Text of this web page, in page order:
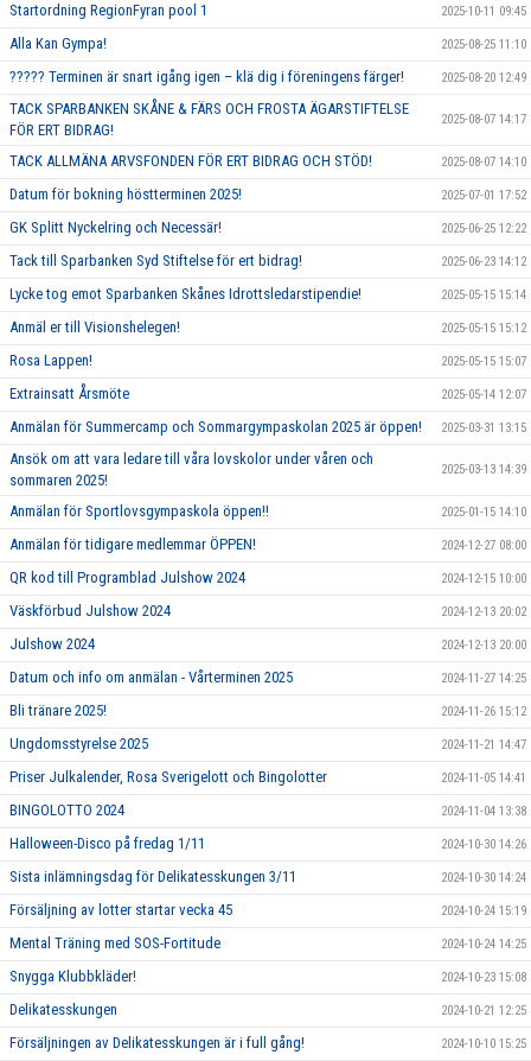
Startordning RegionFyran pool 1 2025-10-11 09:45
Alla Kan Gympa! 2025-08-25 11:10
????? Terminen är snart igång igen – klä dig i föreningens färger! 2025-08-20 12:49
TACK SPARBANKEN SKÅNE & FÄRS OCH FROSTA ÄGARSTIFTELSE
FÖR ERT BIDRAG!
2025-08-07 14:17
TACK ALLMÄNA ARVSFONDEN FÖR ERT BIDRAG OCH STÖD! 2025-08-07 14:10
Datum för bokning höstterminen 2025! 2025-07-01 17:52
GK Splitt Nyckelring och Necessär! 2025-06-25 12:22
Tack till Sparbanken Syd Stiftelse för ert bidrag! 2025-06-23 14:12
Lycke tog emot Sparbanken Skånes Idrottsledarstipendie! 2025-05-15 15:14
Anmäl er till Visionshelegen! 2025-05-15 15:12
Rosa Lappen! 2025-05-15 15:07
Extrainsatt Årsmöte 2025-05-14 12:07
Anmälan för Summercamp och Sommargympaskolan 2025 är öppen! 2025-03-31 13:15
Ansök om att vara ledare till våra lovskolor under våren och
sommaren 2025!
2025-03-13 14:39
Anmälan för Sportlovsgympaskola öppen!! 2025-01-15 14:10
Anmälan för tidigare medlemmar ÖPPEN! 2024-12-27 08:00
QR kod till Programblad Julshow 2024 2024-12-15 10:00
Väskförbud Julshow 2024 2024-12-13 20:02
Julshow 2024 2024-12-13 20:00
Datum och info om anmälan - Vårterminen 2025 2024-11-27 14:25
Bli tränare 2025! 2024-11-26 15:12
Ungdomsstyrelse 2025 2024-11-21 14:47
Priser Julkalender, Rosa Sverigelott och Bingolotter 2024-11-05 14:41
BINGOLOTTO 2024 2024-11-04 13:38
Halloween-Disco på fredag 1/11 2024-10-30 14:26
Sista inlämningsdag för Delikatesskungen 3/11 2024-10-30 14:24
Försäljning av lotter startar vecka 45 2024-10-24 15:19
Mental Träning med SOS-Fortitude 2024-10-24 14:25
Snygga Klubbkläder! 2024-10-23 15:08
Delikatesskungen 2024-10-21 12:25
Försäljningen av Delikatesskungen är i full gång! 2024-10-10 15:25